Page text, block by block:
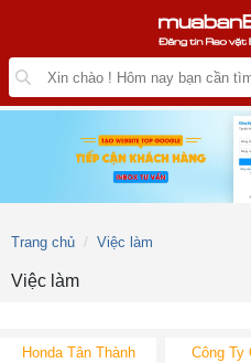
Trang chủ Việc làm
Việc làm
Honda Tân Thành
Công Ty